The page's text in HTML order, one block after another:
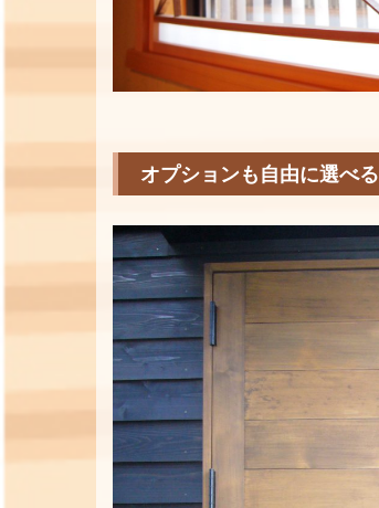
オプションも自由に選べる